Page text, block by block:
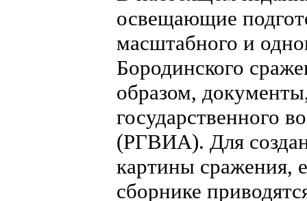
освещающие
масштабного и
Бородинского
образом,
государственного
(РГВИА). Для
картины сражения,
сборнике